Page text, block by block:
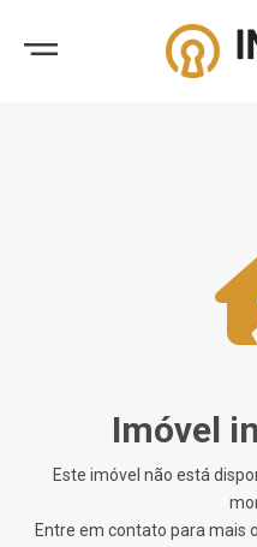
Imóvel
Este imóvel não está
Entre em contato para mais